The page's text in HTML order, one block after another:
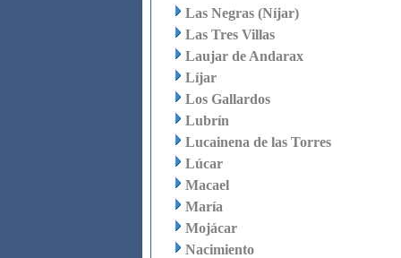
Las Negras (Níjar)
Las Tres Villas
Laujar de Andarax
Líjar
Los Gallardos
Lubrín
Lucainena de las Torres
Lúcar
Macael
María
Mojácar
Nacimiento